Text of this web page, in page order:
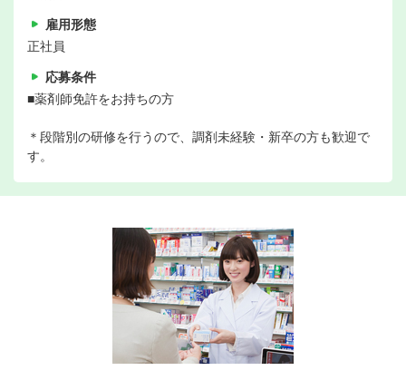
雇用形態
正社員
応募条件
■薬剤師免許をお持ちの方
＊段階別の研修を行うので、調剤未経験・新卒の方も歓迎で
す。